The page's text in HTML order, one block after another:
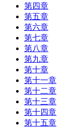
第四章
第五章
第六章
第七章
第八章
第九章
第十章
第十一章
第十二章
第十三章
第十四章
第十五章